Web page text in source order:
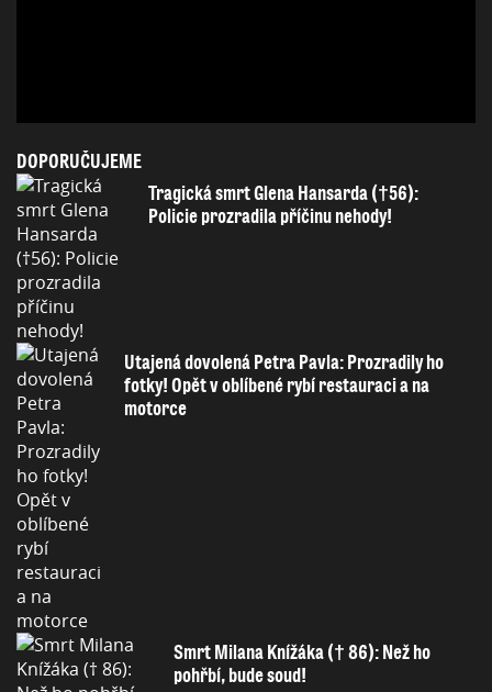
DOPORUČUJEME
Tragická smrt Glena Hansarda (†56):
Policie prozradila příčinu nehody!
Utajená dovolená Petra Pavla: Prozradily ho
fotky! Opět v oblíbené rybí restauraci a na
motorce
Smrt Milana Knížáka († 86): Než ho
pohřbí, bude soud!